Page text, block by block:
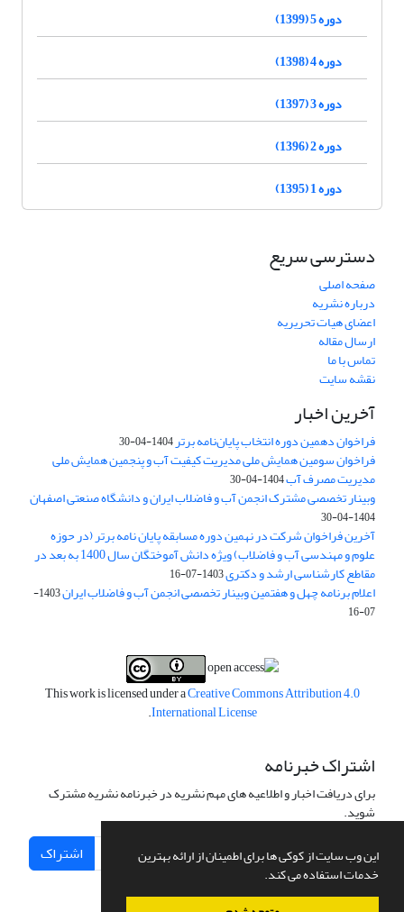
این وب سایت از کوکی ها برای اطمینان از ارائه بهترین
خدمات استفاده می کند.
دوره 5 (1399)
دوره 4 (1398)
دوره 3 (1397)
دوره 2 (1396)
دوره 1 (1395)
دسترسی سریع
صفحه اصلی
درباره نشریه
اعضای هیات تحریریه
ارسال مقاله
تماس با ما
نقشه سایت
آخرین اخبار
فراخوان دهمین دوره انتخاب پایان‌نامه برتر1404-04-30
فراخوان سومین همایش ملی مدیریت کیفیت آب و پنجمین همایش ملی
مدیریت مصرف آب1404-04-30
وبینار تخصصی مشترک انجمن آب و فاضلاب ایران و دانشگاه صنعتی اصفهان
1404-04-30
آخرین فراخوان شرکت در نهمین دوره مسابقه پایان نامه برتر (در حوزه
علوم و مهندسی آب و فاضلاب) ویژه دانش آموختگان سال 1400 به بعد در
مقاطع کارشناسی ارشد و دکتری1403-07-16
اعلام برنامه چهل و هفتمین وبینار تخصصی انجمن آب و فاضلاب ایران
1403-
07-16
This work is licensed under aCreative Commons Attribution 4.0
International License
.
اشتراک خبرنامه
برای دریافت اخبار و اطلاعیه های مهم نشریه در خبرنامه نشریه مشترک
شوید.
اشتراک